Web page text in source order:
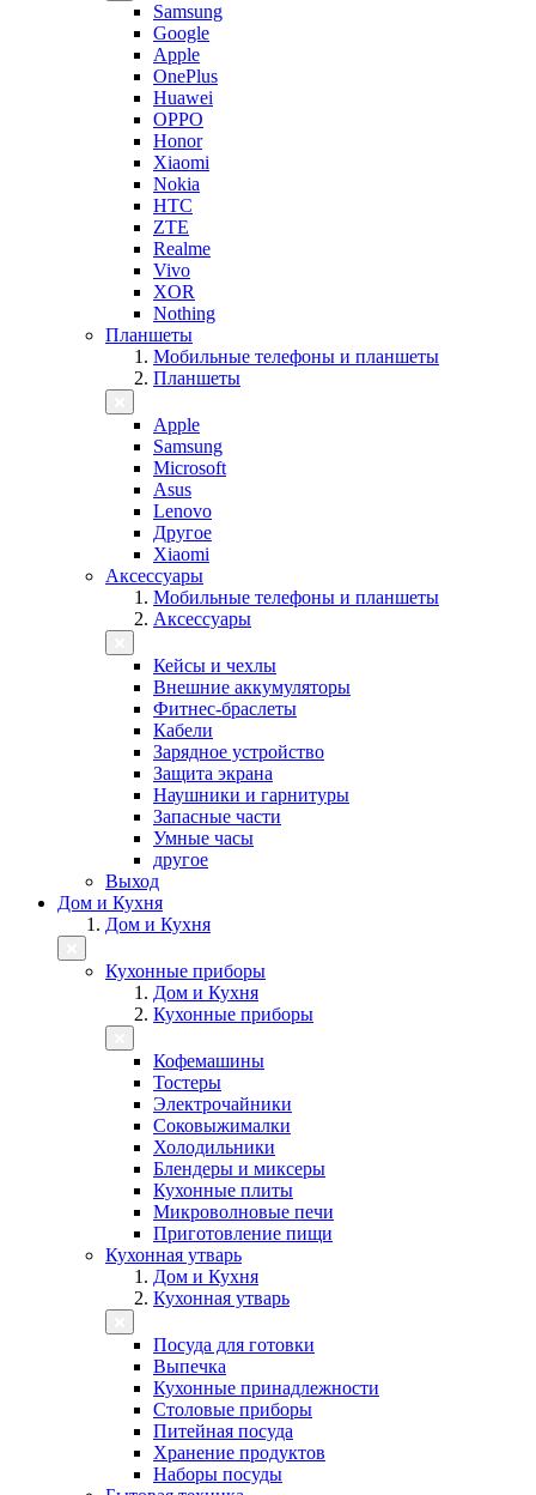
Samsung
Google
Apple
OnePlus
Huawei
OPPO
Honor
Xiaomi
Nokia
HTC
ZTE
Realme
Vivo
XOR
Nothing
Планшеты
Мобильные телефоны и планшеты
Планшеты
Apple
Samsung
Microsoft
Asus
Lenovo
Другое
Xiaomi
Аксессуары
Мобильные телефоны и планшеты
Аксессуары
Кейсы и чехлы
Внешние аккумуляторы
Фитнес-браслеты
Кабели
Зарядное устройство
Защита экрана
Наушники и гарнитуры
Запасные части
Умные часы
другое
Выход
Дом и Кухня
Дом и Кухня
Кухонные приборы
Дом и Кухня
Кухонные приборы
Кофемашины
Тостеры
Электрочайники
Соковыжималки
Холодильники
Блендеры и миксеры
Кухонные плиты
Микроволновые печи
Приготовление пищи
Кухонная утварь
Дом и Кухня
Кухонная утварь
Посуда для готовки
Выпечка
Кухонные принадлежности
Столовые приборы
Питейная посуда
Хранение продуктов
Наборы посуды